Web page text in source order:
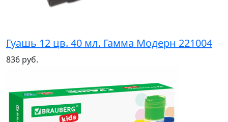
Гуашь 12 цв. 40 мл. Гамма Модерн 221004
836 руб.